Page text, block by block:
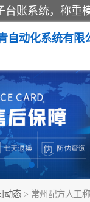
自动化系统有限
动态 > 常州配方人工